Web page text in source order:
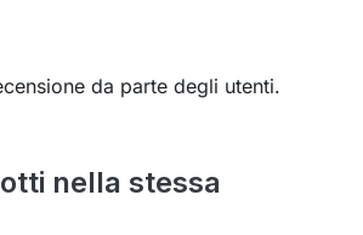
da parte degli utenti.
nella stessa